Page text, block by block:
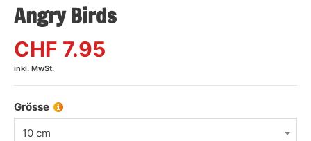
Angry Birds
CHF 7.95
inkl. MwSt.
Grösse
10 cm